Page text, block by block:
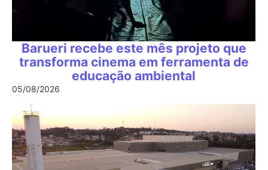
Barueri recebe este mês projeto que
transforma cinema em ferramenta de
educação ambiental
05/08/2026